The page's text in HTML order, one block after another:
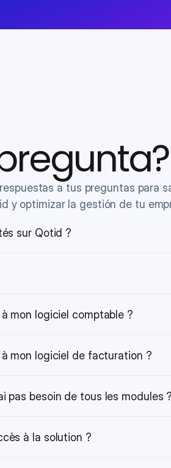
a tus preguntas para
y optimizar la gestión de tu
sur Qotid ?
mon logiciel comptable ?
mon logiciel de facturation ?
pas besoin de tous les modules
à la solution ?